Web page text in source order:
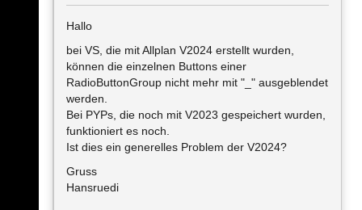
Hallo
bei VS, die mit Allplan V2024 erstellt wurden,
können die einzelnen Buttons einer
RadioButtonGroup nicht mehr mit "_" ausgeblendet
werden.
Bei PYPs, die noch mit V2023 gespeichert wurden,
funktioniert es noch.
Ist dies ein generelles Problem der V2024?
Gruss
Hansruedi